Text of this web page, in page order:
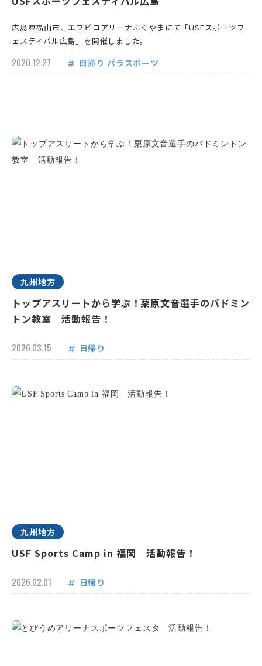
広島県福山市、エフピコアリーナふくやまにて「USFスポーツフ
ェスティバル広島」を開催しました。
2020.12.27 日帰り パラスポーツ
九州地方
トップアスリートから学ぶ！栗原文音選手のバドミン
トン教室 活動報告！
2026.03.15 日帰り
九州地方
USF Sports Camp in 福岡 活動報告！
2026.02.01 日帰り